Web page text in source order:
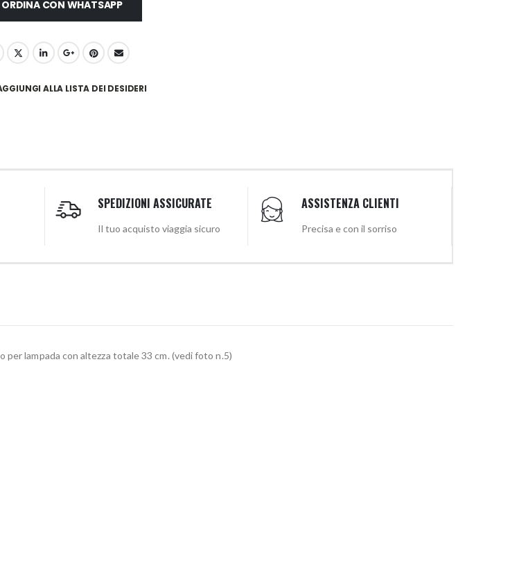
ORDINA CON WHATSAPP
ALLA LISTA DEI DESIDERI
SPEDIZIONI ASSICURATE
Il tuo acquisto viaggia sicuro
ASSISTENZA CLIENTI
Precisa e con il sorriso
lampada con altezza totale 33 cm. (vedi foto n.5)